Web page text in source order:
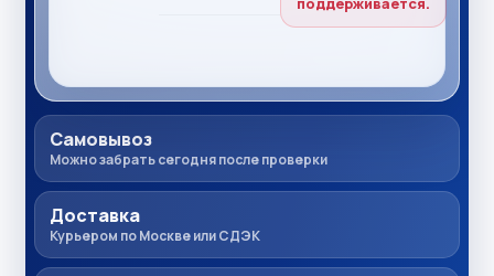
Самовывоз
Можно забрать сегодня после проверки
Доставка
Курьером по Москве или СДЭК